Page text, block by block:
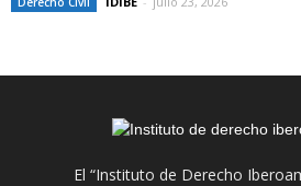
El “Instituto de Derecho